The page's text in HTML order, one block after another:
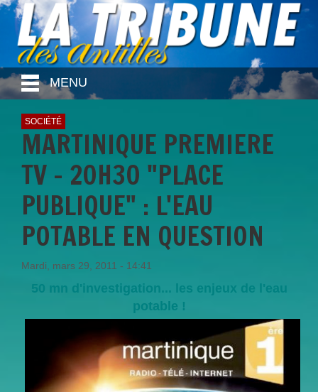
MENU
SOCIÉTÉ
MARTINIQUE PREMIERE
TV - 20H30 "PLACE
PUBLIQUE" : L'EAU
POTABLE EN QUESTION
Mardi, mars 29, 2011 - 14:41
50 mn d'investigation... les enjeux de l'eau
potable !